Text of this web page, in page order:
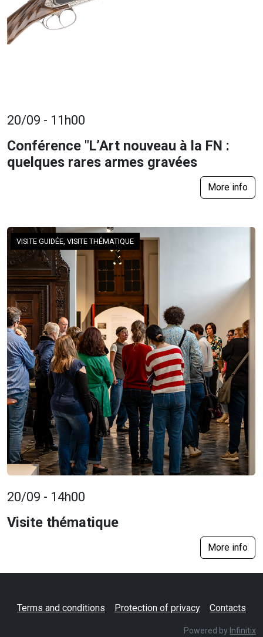
20/09 - 11h00
Conférence "L’Art nouveau à la FN :
quelques rares armes gravées
More info
VISITE GUIDÉE, VISITE THÉMATIQUE
20/09 - 14h00
Visite thématique
More info
Terms and conditions Protection of privacy Contacts
Powered by Infinitix